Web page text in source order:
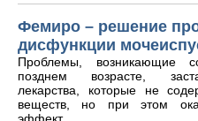
Фемиро – решение
дисфункции
Проблемы, возникающие
позднем возрасте,
лекарства, которые не
веществ, но при этом